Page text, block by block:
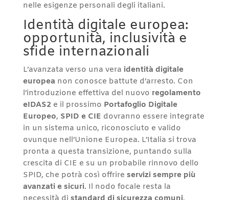
nelle esigenze personali degli italiani.
Identità digitale europea:
opportunità, inclusività e
sfide internazionali
L’avanzata verso una vera identità digitale
europea non conosce battute d’arresto. Con
l’introduzione effettiva del nuovo regolamento
eIDAS2e il prossimo Portafoglio Digitale
Europeo, SPID e CIE dovranno essere integrate
in un sistema unico, riconosciuto e valido
ovunque nell’Unione Europea. L’Italia si trova
pronta a questa transizione, puntando sulla
crescita di CIE e su un probabile rinnovo dello
SPID, che potrà così offrire servizi sempre più
avanzati e sicuri. Il nodo focale resta la